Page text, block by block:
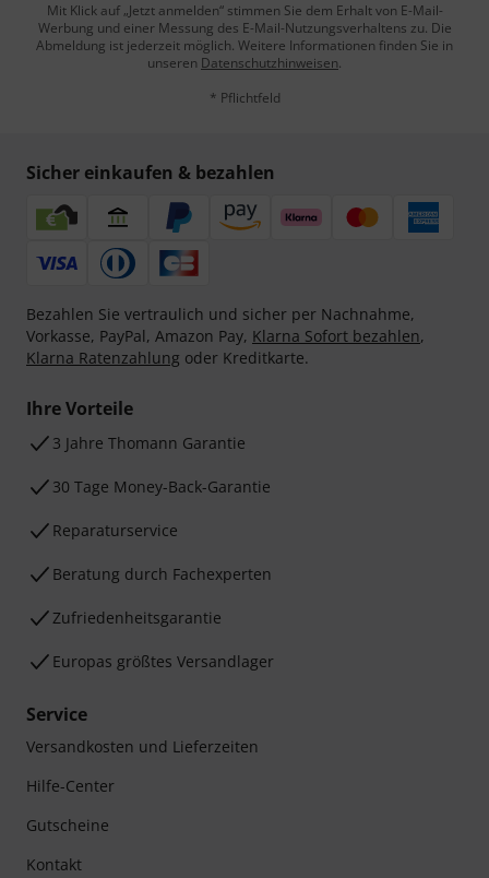
Mit Klick auf „Jetzt anmelden“ stimmen Sie dem Erhalt von E-Mail-
Werbung und einer Messung des E-Mail-Nutzungsverhaltens zu. Die
Abmeldung ist jederzeit möglich. Weitere Informationen finden Sie in
unseren Datenschutzhinweisen.
* Pflichtfeld
Sicher einkaufen & bezahlen
Bezahlen Sie vertraulich und sicher per Nachnahme,
Vorkasse, PayPal, Amazon Pay, Klarna Sofort bezahlen,
Klarna Ratenzahlung oder Kreditkarte.
Ihre Vorteile
3 Jahre Thomann Garantie
30 Tage Money-Back-Garantie
Reparaturservice
Beratung durch Fachexperten
Zufriedenheitsgarantie
Europas größtes Versandlager
Service
Versandkosten und Lieferzeiten
Hilfe-Center
Gutscheine
Kontakt